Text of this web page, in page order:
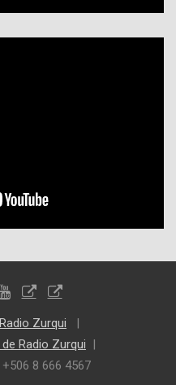
Radio Zurqui
Radio Zurqui
8 666 4567